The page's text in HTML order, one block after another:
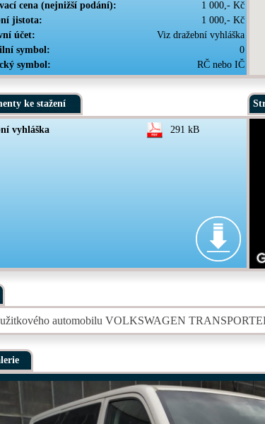
cena (nejnižší podání):
1 000,- Kč
jistota:
1 000,- Kč
účet:
Viz dražební vyhláška
symbol:
0
symbol:
RČ nebo IČ
ke stažení
vyhláška 291 kB
automobilu VOLKSWAGEN